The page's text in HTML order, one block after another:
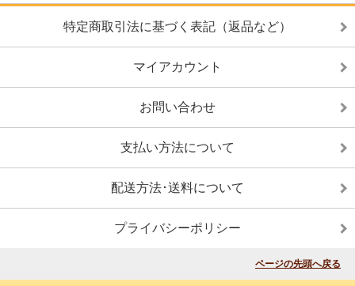
特定商取引法に基づく表記（返品など）
マイアカウント
お問い合わせ
支払い方法について
配送方法･送料について
プライバシーポリシー
ページの先頭へ戻る